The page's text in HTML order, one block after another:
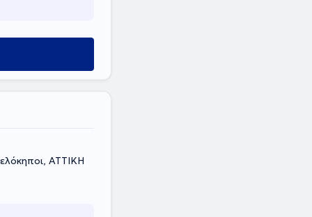
Physio Clinic Arvanitis , Αμπελόκηποι, ΑΤΤΙΚΗ